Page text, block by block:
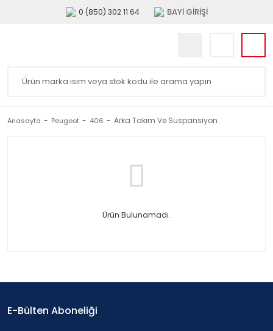
0 (850) 302 11 64 BAYİ GİRİŞİ
Anasayfa Peugeot 406 Arka Takım Ve Süspansiyon
Ürün Bulunamadı.
E-Bülten Aboneliği